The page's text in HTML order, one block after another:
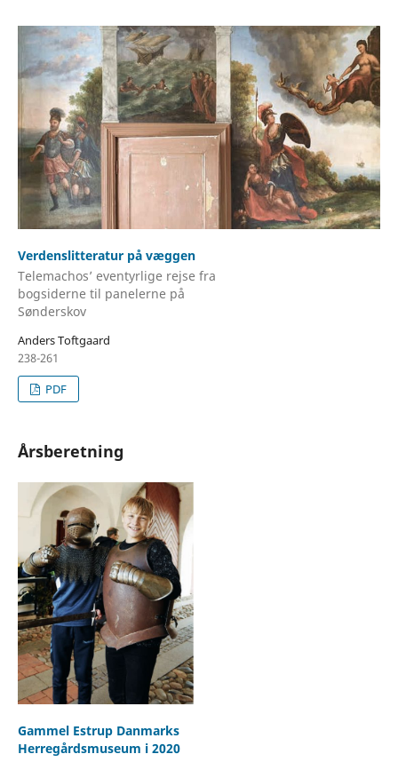
Verdenslitteratur på væggen
Telemachos’ eventyrlige rejse fra
bogsiderne til panelerne på
Sønderskov
Anders Toftgaard
238-261
PDF
Årsberetning
Gammel Estrup Danmarks
Herregårdsmuseum i 2020